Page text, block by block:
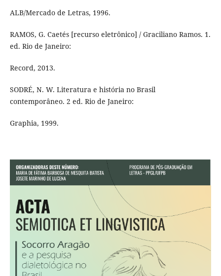
ALB/Mercado de Letras, 1996.
RAMOS, G. Caetés [recurso eletrônico] / Graciliano Ramos. 1.
ed. Rio de Janeiro:
Record, 2013.
SODRÉ, N. W. Literatura e história no Brasil
contemporâneo. 2 ed. Rio de Janeiro:
Graphia, 1999.